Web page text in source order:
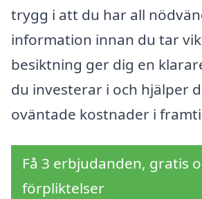
trygg i att du har all
information innan du tar
besiktning ger dig en
du investerar i och hjälper
oväntade kostnader i
Få 3 erbjudanden, gratis
förpliktelser